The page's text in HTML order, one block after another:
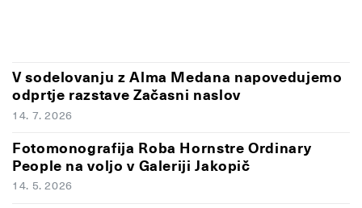
V sodelovanju z Alma Medana napovedujemo
odprtje razstave Začasni naslov
14. 7. 2026
Fotomonografija Roba Hornstre Ordinary
People na voljo v Galeriji Jakopič
14. 5. 2026